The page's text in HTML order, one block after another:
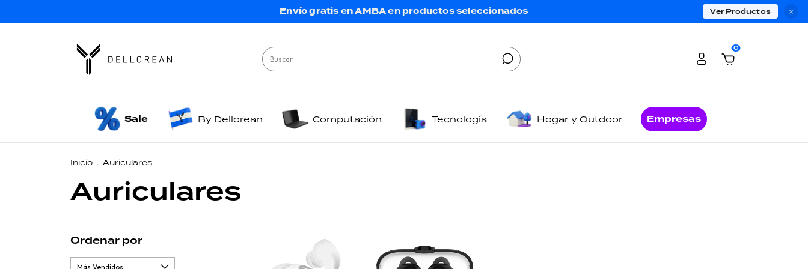
×
Envío gratis en AMBA en productos seleccionados Ver Productos
0
Sale By Dellorean Computación Tecnología Hogar y Outdoor Empresas
Inicio . Auriculares
Auriculares
Ordenar por